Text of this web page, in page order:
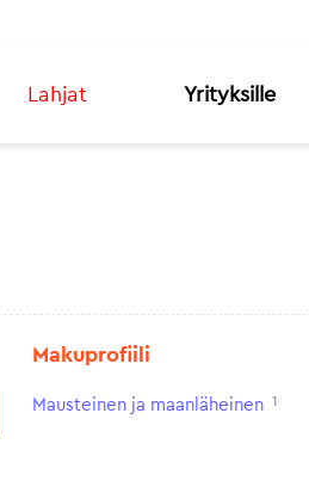
Lahjat Yrityksille
Makuprofiili
Mausteinen ja maanläheinen 1